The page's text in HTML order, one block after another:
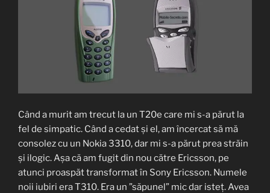
Când a murit am trecut la un T20e care mi s-a părut la
fel de simpatic. Când a cedat și el, am încercat să mă
consolez cu un Nokia 3310, dar mi s-a părut prea străin
și ilogic. Așa că am fugit din nou către Ericsson, pe
atunci proaspăt transformat în Sony Ericsson. Numele
noii iubiri era T310. Era un ”săpunel” mic dar isteț. Avea